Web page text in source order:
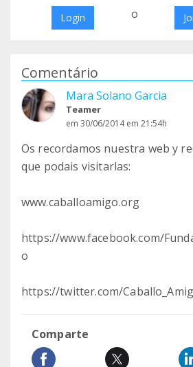
Login o
Comentário
Mara Solano Garcia
Teamer
em 30/06/2014 em 21:54h
Os recordamos nuestra web y
que podais visitarlas:
www.caballoamigo.org
https://www.facebook.com/
o
https://twitter.com/
Comparte